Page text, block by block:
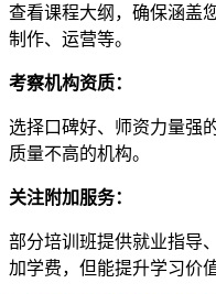
查看课程大纲，确保涵盖
制作、运营等。
考察机构资质：
选择口碑好、师资力量强
质量不高的机构。
关注附加服务：
部分培训班提供就业指导
加学费，但能提升学习价值